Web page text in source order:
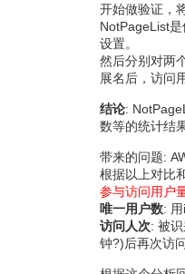
开始做验证，
NotPageList
设置。
然后分别对两
展名后，访问
结论:
数等的统计结果
带来的问题:
根据以上对比
参与访问用户
唯一用户数:
访问人次: 被
钟?)后再次访